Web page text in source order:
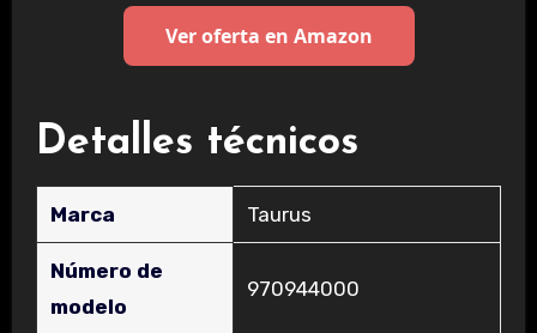
Ver oferta en Amazon
Detalles técnicos
Marca ‎Taurus
Número de
modelo
‎970944000